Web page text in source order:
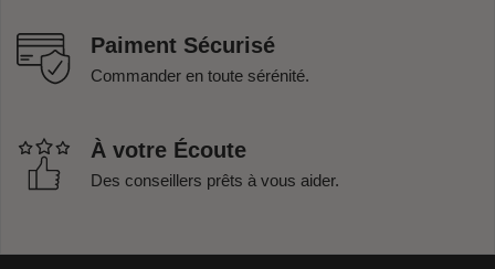
Paiment Sécurisé
Commander en toute sérénité.
À votre Écoute
Des conseillers prêts à vous aider.